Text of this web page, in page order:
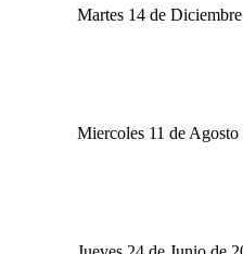
Martes 14 de
Miercoles 11 de Agosto